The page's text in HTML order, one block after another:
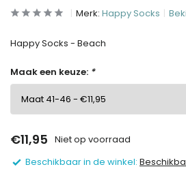
Merk: Happy Socks
Happy Socks - Beach
Maak een keuze: *
€11,95 Niet op voorraad
Beschikbaar in de winkel: